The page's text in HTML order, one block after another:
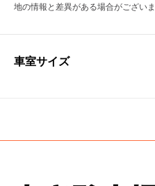
地の情報と差異がある場合がござい
車室サイズ